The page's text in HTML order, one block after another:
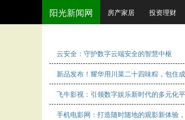
阳光新闻网 房产家居 投资理财
云安全：守护数字云端安全的智慧中枢
新品发布！耀华用川菜二十四味粽，包住
飞牛影视：引领数字娱乐新时代的多元化
手机电影网：打造随时随地的观影新体验